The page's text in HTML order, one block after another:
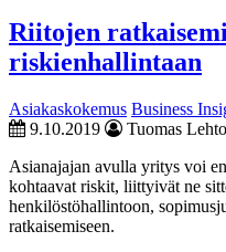
Riitojen
riskienhallintaan
Asiakaskokemus Business
9.10.2019
Tuomas
Asianajajan avulla yritys voi
kohtaavat riskit, liittyivät ne
henkilöstöhallintoon,
ratkaisemiseen.